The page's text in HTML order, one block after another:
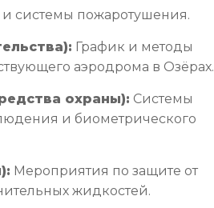
системы пожаротушения.
График и методы
аэродрома в Озёрах.
охраны): Системы
и биометрического
Мероприятия по защите от
жидкостей.